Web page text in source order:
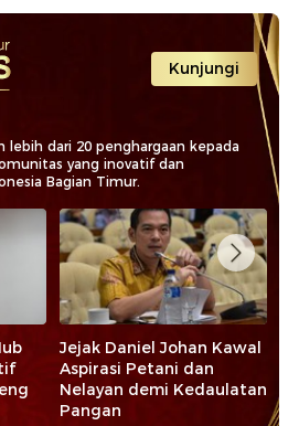
Kunjungi
lebih dari 20 penghargaan kepada
yang inovatif dan
Bagian Timur.
Jejak Daniel Johan Kawal
Aspirasi Petani dan
Nelayan demi Kedaulatan
Pangan